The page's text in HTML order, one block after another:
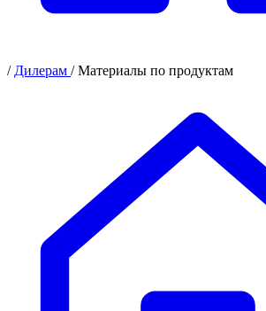
/ Дилерам /Материалы по продуктам